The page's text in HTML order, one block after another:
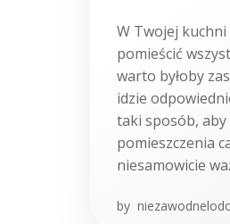
W Twojej
pomieścić
warto byłoby
idzie
taki sposób, aby
pomieszczenia
niesamowicie
by